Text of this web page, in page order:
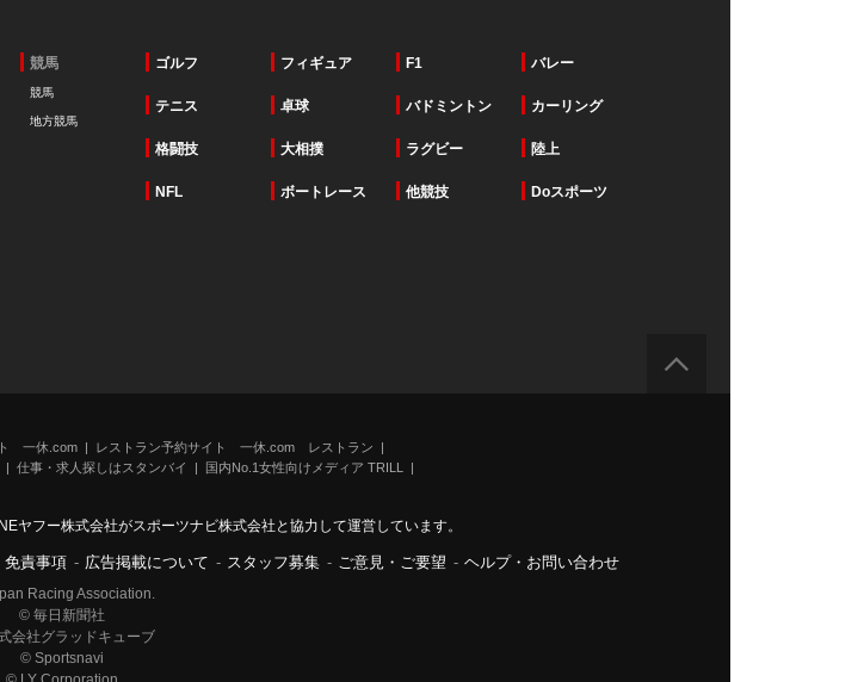
競馬
競馬
地方競馬
ゴルフ フィギュア F1 バレー
テニス 卓球 バドミントン カーリング
格闘技 大相撲 ラグビー 陸上
NFL ボートレース 他競技 Doスポーツ
一休.com
レストラン予約サイト 一休.com レストラン
仕事・求人探しはスタンバイ
国内No.1女性向けメディア TRILL
ヤフー株式会社がスポーツナビ株式会社と協力して運営しています。
免責事項 - 広告掲載について - スタッフ募集 - ご意見・ご要望 - ヘルプ・お問い合わせ
Racing Association.
© 毎日新聞社
会社グラッドキューブ
© Sportsnavi